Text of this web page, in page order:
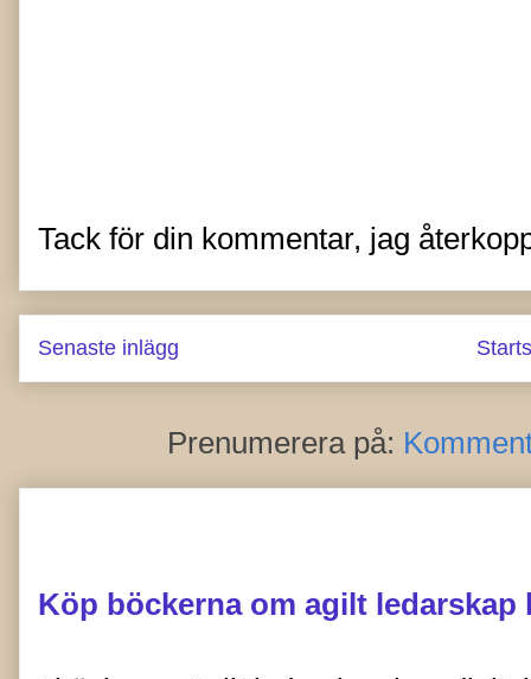
Tack för din kommentar, jag
Senaste inlägg
Prenumerera på:
Köp böckerna om agilt ledarskap